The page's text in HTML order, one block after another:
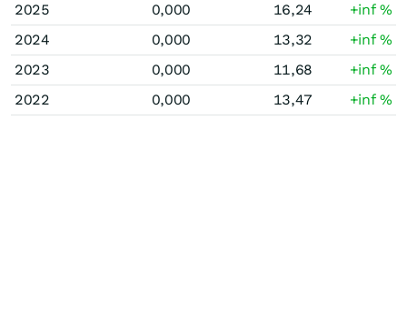
2025
0,000 16,24 +inf%
2024
0,000 13,32 +inf%
2023
0,000 11,68 +inf%
2022
0,000 13,47 +inf%